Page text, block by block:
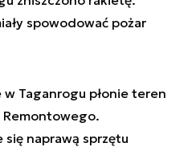
spowodować pożar
w Taganrogu płonie teren
Remontowego.
naprawą sprzętu